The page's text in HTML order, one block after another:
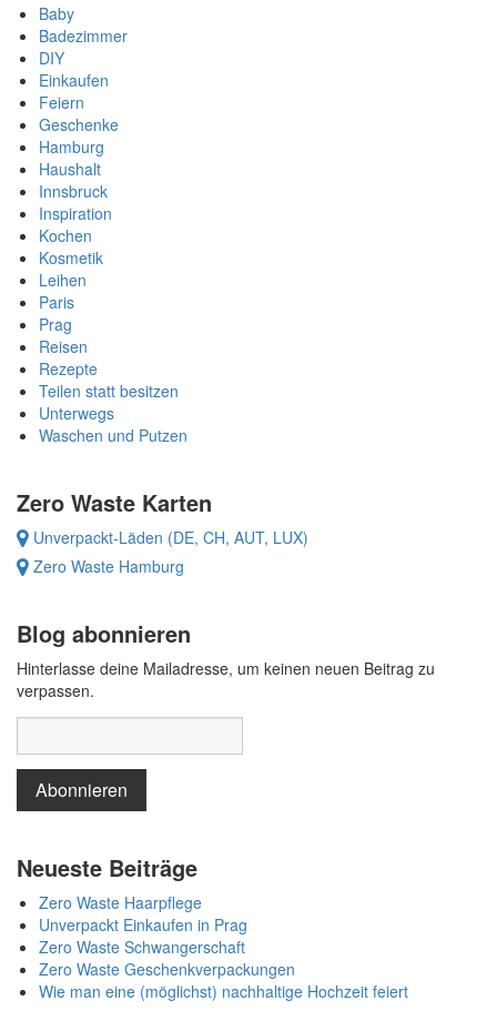
Baby
Badezimmer
DIY
Einkaufen
Feiern
Geschenke
Hamburg
Haushalt
Innsbruck
Inspiration
Kochen
Kosmetik
Leihen
Paris
Prag
Reisen
Rezepte
Teilen statt besitzen
Unterwegs
Waschen und Putzen
Zero Waste Karten
Unverpackt-Läden (DE, CH, AUT, LUX)
Zero Waste Hamburg
Blog abonnieren
Hinterlasse deine Mailadresse, um keinen neuen Beitrag zu
verpassen.
Neueste Beiträge
Zero Waste Haarpflege
Unverpackt Einkaufen in Prag
Zero Waste Schwangerschaft
Zero Waste Geschenkverpackungen
Wie man eine (möglichst) nachhaltige Hochzeit feiert